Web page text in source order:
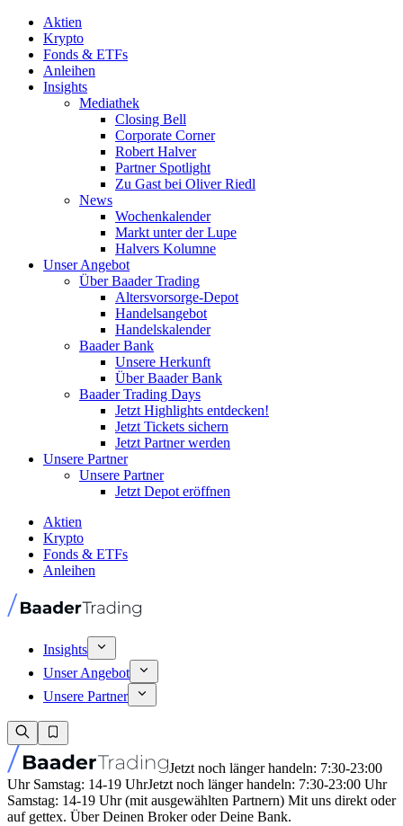
Aktien
Krypto
Fonds & ETFs
Anleihen
Insights
Mediathek
Closing Bell
Corporate Corner
Robert Halver
Partner Spotlight
Zu Gast bei Oliver Riedl
News
Wochenkalender
Markt unter der Lupe
Halvers Kolumne
Unser Angebot
Über Baader Trading
Altersvorsorge-Depot
Handelsangebot
Handelskalender
Baader Bank
Unsere Herkunft
Über Baader Bank
Baader Trading Days
Jetzt Highlights entdecken!
Jetzt Tickets sichern
Jetzt Partner werden
Unsere Partner
Unsere Partner
Jetzt Depot eröffnen
Aktien
Krypto
Fonds & ETFs
Anleihen
Insights
Unser Angebot
Unsere Partner
Jetzt noch länger handeln: 7:30-23:00
Uhr Samstag: 14-19 UhrJetzt noch länger handeln: 7:30-23:00 Uhr
Samstag: 14-19 Uhr (mit ausgewählten Partnern) Mit uns direkt oder
auf gettex. Über Deinen Broker oder Deine Bank.